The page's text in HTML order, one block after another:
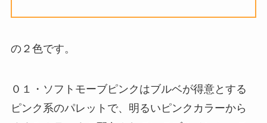
の２色です。
０１・ソフトモーブピンクはブルベが得意とする
ピンク系のパレットで、明るいピンクカラーから